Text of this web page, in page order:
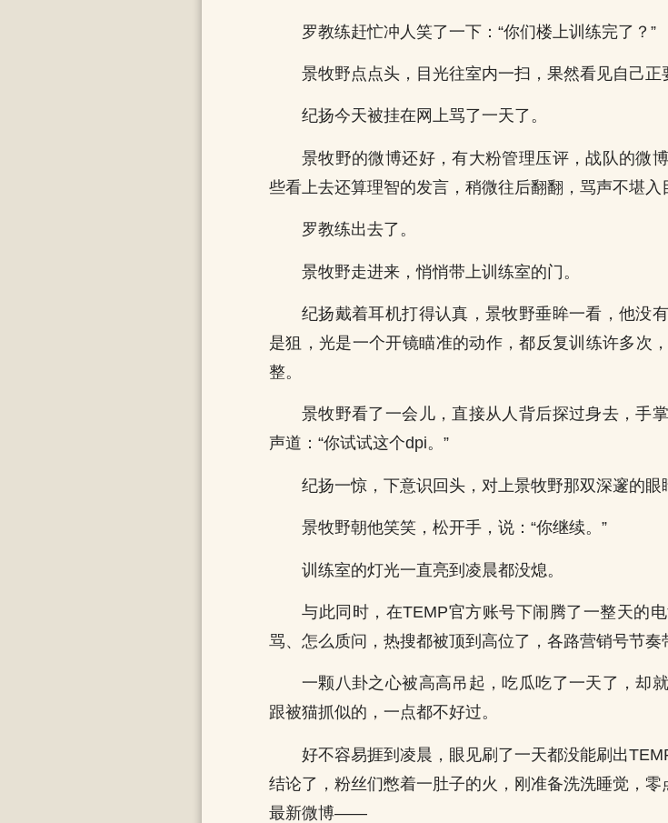
罗教练赶忙冲人笑了一下：“你们楼上训练完了？”
景牧野点点头，目光往室内一扫，果然看见自己正
纪扬今天被挂在网上骂了一天了。
景牧野的微博还好，有大粉管理压评，战队的微
些看上去还算理智的发言，稍微往后翻翻，骂声不堪入
罗教练出去了。
景牧野走进来，悄悄带上训练室的门。
纪扬戴着耳机打得认真，景牧野垂眸一看，他没
是狙，光是一个开镜瞄准的动作，都反复训练许多次
整。
景牧野看了一会儿，直接从人背后探过身去，手
声道：“你试试这个dpi。”
纪扬一惊，下意识回头，对上景牧野那双深邃的眼
景牧野朝他笑笑，松开手，说：“你继续。”
训练室的灯光一直亮到凌晨都没熄。
与此同时，在TEMP官方账号下闹腾了一整天的
骂、怎么质问，热搜都被顶到高位了，各路营销号节奏
一颗八卦之心被高高吊起，吃瓜吃了一天了，却
跟被猫抓似的，一点都不好过。
好不容易捱到凌晨，眼见刷了一天都没能刷出
结论了，粉丝们憋着一肚子的火，刚准备洗洗睡觉，
最新微博——